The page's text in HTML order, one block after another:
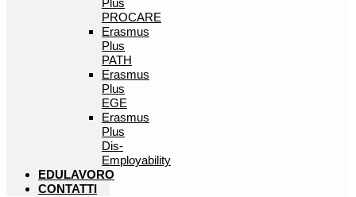
Plus
PROCARE
Erasmus
Plus
PATH
Erasmus
Plus
EGE
Erasmus
Plus
Dis-
Employability
EDULAVORO
CONTATTI